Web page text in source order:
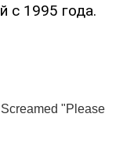
с 1995 года.